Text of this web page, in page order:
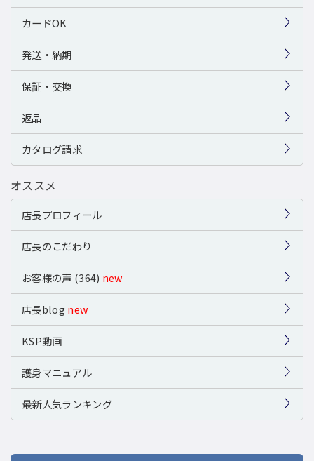
カードOK
発送・納期
保証・交換
返品
カタログ請求
オススメ
店長プロフィール
店長のこだわり
お客様の声 (364) new
店長blog new
KSP動画
護身マニュアル
最新人気ランキング